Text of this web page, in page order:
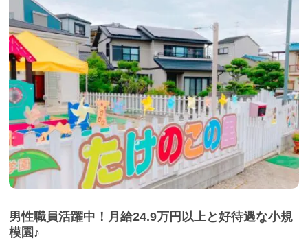
男性職員活躍中！月給24.9万円以上と好待遇な小規
模園♪